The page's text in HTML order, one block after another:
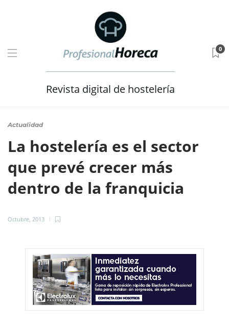
Revista digital de hostelería
0
Actualidad
La hostelería es el sector
que prevé crecer más
dentro de la franquicia
Octubre, 2013